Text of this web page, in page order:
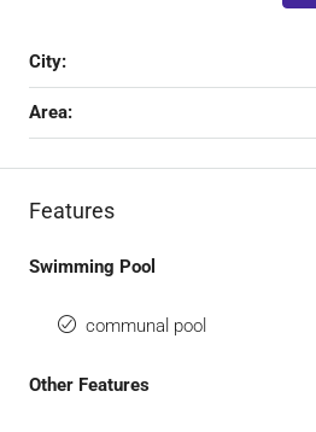
City:
Area:
Features
Swimming Pool
communal pool
Other Features